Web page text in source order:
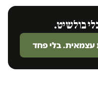
בולשיט.
עצמאית. בלי פחד